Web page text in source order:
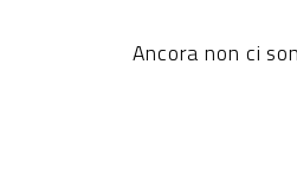
Ancora non ci